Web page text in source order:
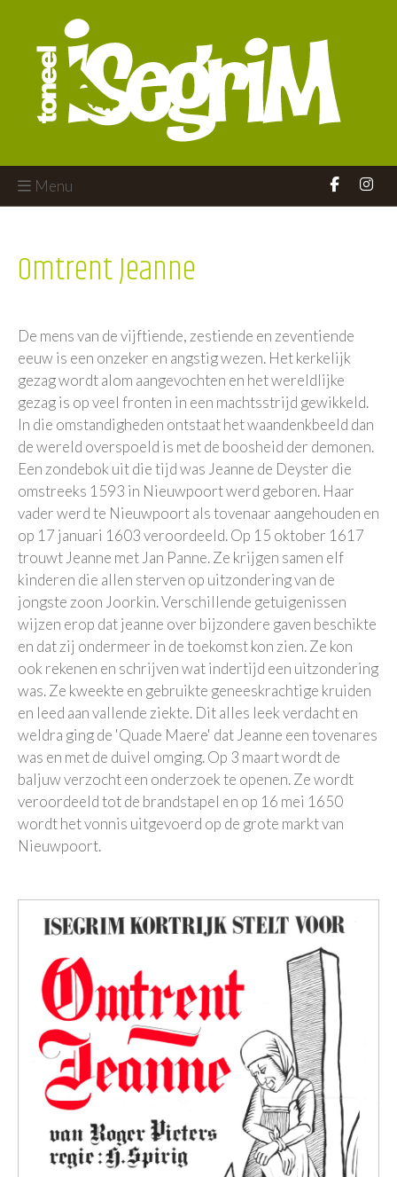
Menu
Omtrent Jeanne
De mens van de vijftiende, zestiende en zeventiende
eeuw is een onzeker en angstig wezen. Het kerkelijk
gezag wordt alom aangevochten en het wereldlijke
gezag is op veel fronten in een machtsstrijd gewikkeld.
In die omstandigheden ontstaat het waandenkbeeld dan
de wereld overspoeld is met de boosheid der demonen.
Een zondebok uit die tijd was Jeanne de Deyster die
omstreeks 1593 in Nieuwpoort werd geboren. Haar
vader werd te Nieuwpoort als tovenaar aangehouden en
op 17 januari 1603 veroordeeld. Op 15 oktober 1617
trouwt Jeanne met Jan Panne. Ze krijgen samen elf
kinderen die allen sterven op uitzondering van de
jongste zoon Joorkin. Verschillende getuigenissen
wijzen erop dat jeanne over bijzondere gaven beschikte
en dat zij ondermeer in de toekomst kon zien. Ze kon
ook rekenen en schrijven wat indertijd een uitzondering
was. Ze kweekte en gebruikte geneeskrachtige kruiden
en leed aan vallende ziekte. Dit alles leek verdacht en
weldra ging de 'Quade Maere' dat Jeanne een tovenares
was en met de duivel omging. Op 3 maart wordt de
baljuw verzocht een onderzoek te openen. Ze wordt
veroordeeld tot de brandstapel en op 16 mei 1650
wordt het vonnis uitgevoerd op de grote markt van
Nieuwpoort.